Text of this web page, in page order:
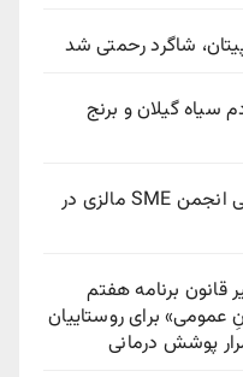
شاگرد رحمتی شد
سیاه گیلان و برنج
محمدرضا باقری مدیر روابط عمومی انجمن SME مالزی در
قانون برنامه هفتم
عمومی» برای روستاییان
پوشش درمانی